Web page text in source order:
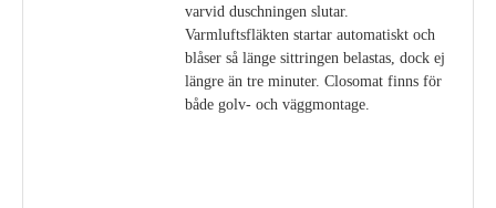
varvid duschningen slutar.
Varmluftsfläkten startar automatiskt och
blåser så länge sittringen belastas, dock ej
längre än tre minuter. Closomat finns för
både golv- och väggmontage.